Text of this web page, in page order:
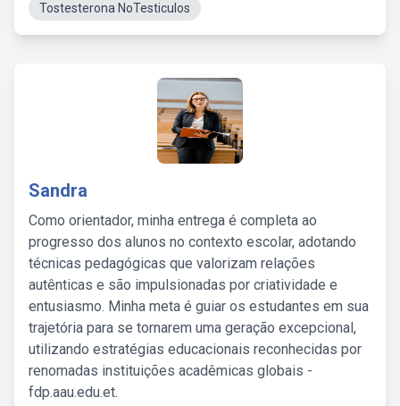
Tostesterona NoTesticulos
Sandra
Como orientador, minha entrega é completa ao
progresso dos alunos no contexto escolar, adotando
técnicas pedagógicas que valorizam relações
autênticas e são impulsionadas por criatividade e
entusiasmo. Minha meta é guiar os estudantes em sua
trajetória para se tornarem uma geração excepcional,
utilizando estratégias educacionais reconhecidas por
renomadas instituições acadêmicas globais -
fdp.aau.edu.et.